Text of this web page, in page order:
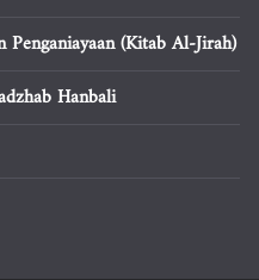
(Kitab Al-Jirah)
Hanbali